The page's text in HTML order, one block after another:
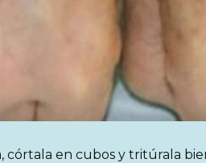
córtala en cubos y tritúrala